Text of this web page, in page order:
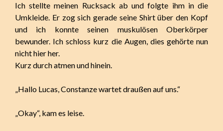
Ich stellte meinen Rucksack ab und folgte ihm in die
Umkleide. Er zog sich gerade seine Shirt über den Kopf
und ich konnte seinen muskulösen Oberkörper
bewunder. Ich schloss kurz die Augen, dies gehörte nun
nicht hier her.
Kurz durch atmen und hinein.
„Hallo Lucas, Constanze wartet draußen auf uns.“
„Okay“, kam es leise.